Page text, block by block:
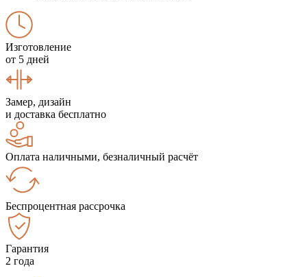
Изготовление
от 5 дней
Замер, дизайн
и доставка бесплатно
Оплата наличными, безналичный расчёт
Беспроцентная рассрочка
Гарантия
2 года